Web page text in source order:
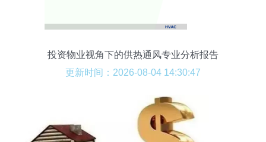
投资物业视角下的供热通风专业分析报告
更新时间：2026-08-04 14:30:47